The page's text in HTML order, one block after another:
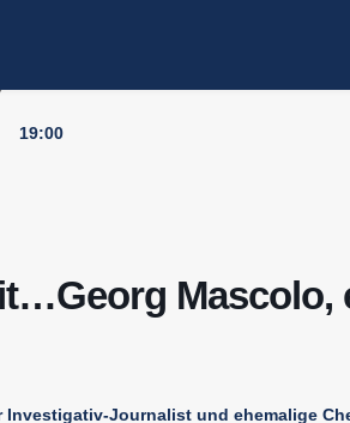
19:00
Mascolo,
Journalist und ehemalige